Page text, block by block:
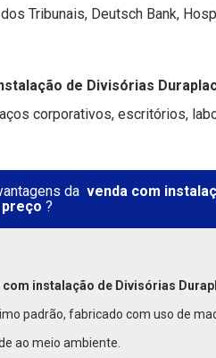
Tribunais, Deutsch Bank,
de Divisórias
corporativos, escritórios,
da venda com
preço ?
com instalação de Divisórias
padrão, fabricado com uso de
ao meio ambiente.